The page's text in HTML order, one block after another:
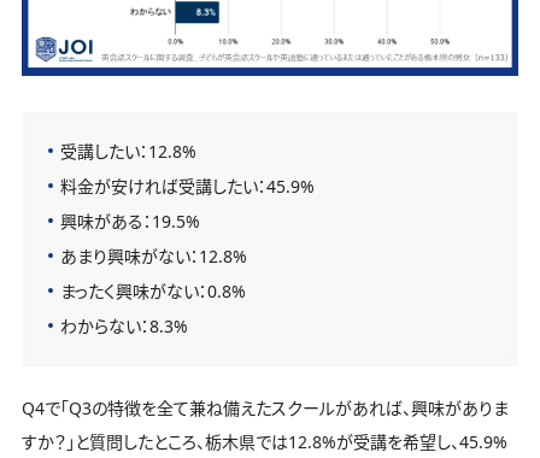
受講したい：12.8%
料金が安ければ受講したい：45.9%
興味がある：19.5%
あまり興味がない：12.8%
まったく興味がない：0.8%
わからない：8.3%
Q4で「Q3の特徴を全て兼ね備えたスクールがあれば、興味がありま
すか？」と質問したところ、栃木県では12.8%が受講を希望し、45.9%